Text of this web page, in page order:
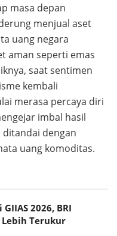
masa depan
menjual aset
uang negara
aman seperti emas
saat sentimen
kembali
merasa percaya diri
imbal hasil
ditandai dengan
uang komoditas.
2026, BRI
Lebih Terukur